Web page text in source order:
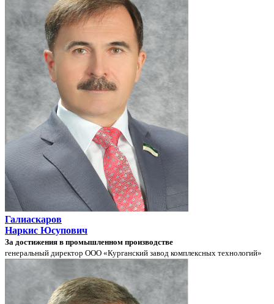
Галиаскаров
Наркис Юсупович
За достижения в промышленном производстве
генеральный директор ООО «Курганский завод комплексных технологий»